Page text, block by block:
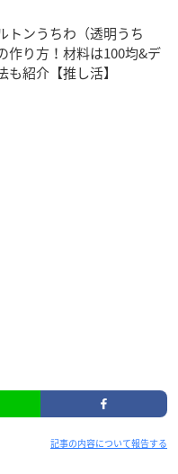
トンうちわ（透明うち
作り方！材料は100均&デ
も紹介【推し活】
記事の内容について報告する